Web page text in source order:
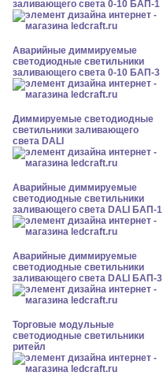
заливающего света 0-10 БАП-1
Аварийные диммируемые
светодиодные светильники
заливающего света 0-10 БАП-3
Диммируемые светодиодные
светильники заливающего
света DALI
Аварийные диммируемые
светодиодные светильники
заливающего света DALI БАП-1
Аварийные диммируемые
светодиодные светильники
заливающего света DALI БАП-3
Торговые модульные
светодиодные светильники
ритейл